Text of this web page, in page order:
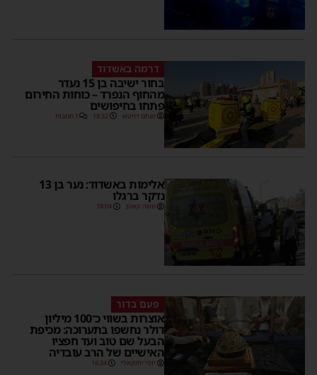
דרמה באשדוד
בחור ישיבה בן 15 נעדר
מהחוף הנפרד – כוחות החירום
פתחו בחיפושים
מנחם דויטש 18:32 1 תגובות
אלימות באשדוד: נער בן 13
נדקר ברגלו
משה קאהן 18:04
פעם בדור
אוצרות בשווי כ־100 מיליון
דולר נחשפו בתערוכה: מכיפת
הבעל שם טוב ועד חפציו
האישיים של הרב עובדיה
יוסי יחזקאלי 16:34